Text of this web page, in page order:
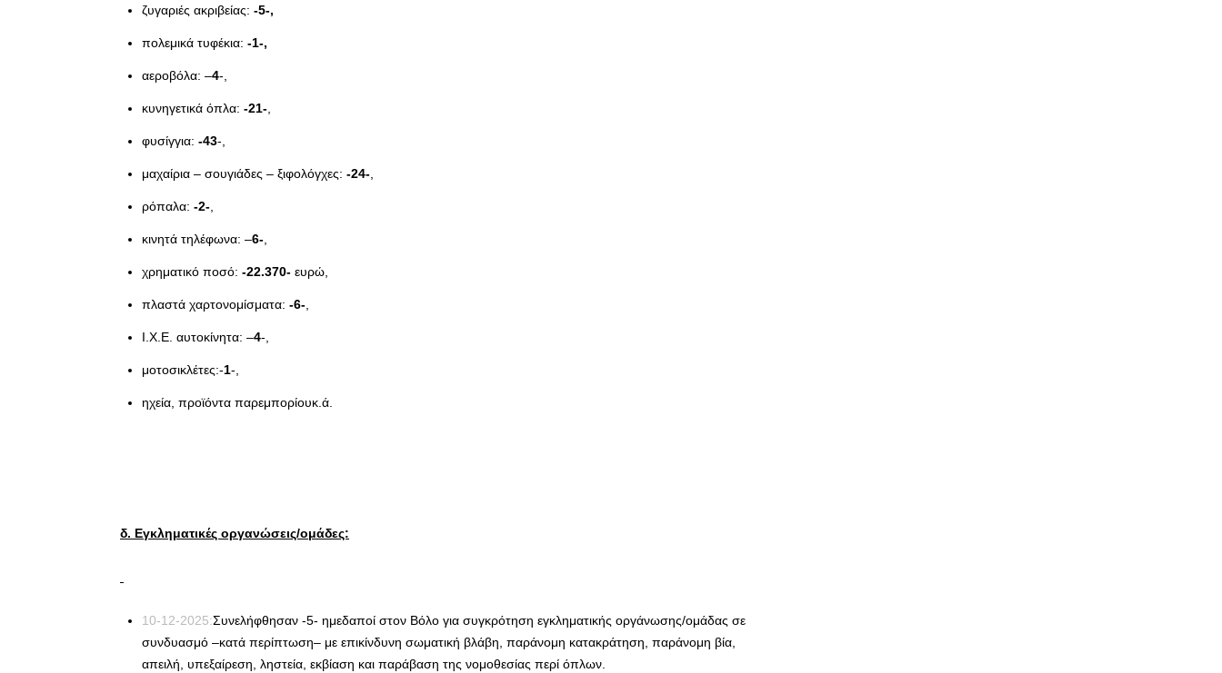
ζυγαριές ακριβείας: -5-,
πολεμικά τυφέκια: -1-,
αεροβόλα: –4-,
κυνηγετικά όπλα: -21-,
φυσίγγια: -43-,
μαχαίρια – σουγιάδες – ξιφολόγχες: -24-,
ρόπαλα: -2-,
κινητά τηλέφωνα: –6-,
χρηματικό ποσό: -22.370- ευρώ,
πλαστά χαρτονομίσματα: -6-,
Ι.Χ.Ε. αυτοκίνητα: –4-,
μοτοσικλέτες:-1-,
ηχεία, προϊόντα παρεμπορίουκ.ά.
δ. Εγκληματικές οργανώσεις/ομάδες:
10-12-2025:Συνελήφθησαν -5- ημεδαποί στον Βόλο για συγκρότηση εγκληματικής οργάνωσης/ομάδας σε
συνδυασμό –κατά περίπτωση– με επικίνδυνη σωματική βλάβη, παράνομη κατακράτηση, παράνομη βία,
απειλή, υπεξαίρεση, ληστεία, εκβίαση και παράβαση της νομοθεσίας περί όπλων.